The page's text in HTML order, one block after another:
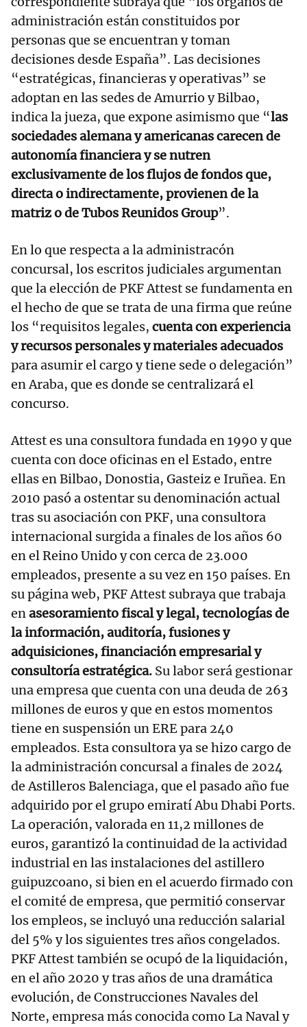
administración están constituidos por
personas que se encuentran y toman
decisiones desde España”. Las decisiones
“estratégicas, financieras y operativas” se
adoptan en las sedes de Amurrio y Bilbao,
indica la jueza, que expone asimismo que “las
sociedades alemana y americanas carecen de
autonomía financiera y se nutren
exclusivamente de los flujos de fondos que,
directa o indirectamente, provienen de la
matriz o de Tubos Reunidos Group”.
En lo que respecta a la administracón
concursal, los escritos judiciales argumentan
que la elección de PKF Attest se fundamenta en
el hecho de que se trata de una firma que reúne
los “requisitos legales, cuenta con experiencia
y recursos personales y materiales adecuados
para asumir el cargo y tiene sede o delegación”
en Araba, que es donde se centralizará el
concurso.
Attest es una consultora fundada en 1990 y que
cuenta con doce oficinas en el Estado, entre
ellas en Bilbao, Donostia, Gasteiz e Iruñea. En
2010 pasó a ostentar su denominación actual
tras su asociación con PKF, una consultora
internacional surgida a finales de los años 60
en el Reino Unido y con cerca de 23.000
empleados, presente a su vez en 150 países. En
su página web, PKF Attest subraya que trabaja
enasesoramiento fiscal y legal, tecnologías de
la información, auditoría, fusiones y
adquisiciones, financiación empresarial y
consultoría estratégica. Su labor será gestionar
una empresa que cuenta con una deuda de 263
millones de euros y que en estos momentos
tiene en suspensión un ERE para 240
empleados. Esta consultora ya se hizo cargo de
la administración concursal a finales de 2024
de Astilleros Balenciaga, que el pasado año fue
adquirido por el grupo emiratí Abu Dhabi Ports.
La operación, valorada en 11,2 millones de
euros, garantizó la continuidad de la actividad
industrial en las instalaciones del astillero
guipuzcoano, si bien en el acuerdo firmado con
el comité de empresa, que permitió conservar
los empleos, se incluyó una reducción salarial
del 5% y los siguientes tres años congelados.
PKF Attest también se ocupó de la liquidación,
en el año 2020 y tras años de una dramática
evolución, de Construcciones Navales del
Norte, empresa más conocida como La Naval y